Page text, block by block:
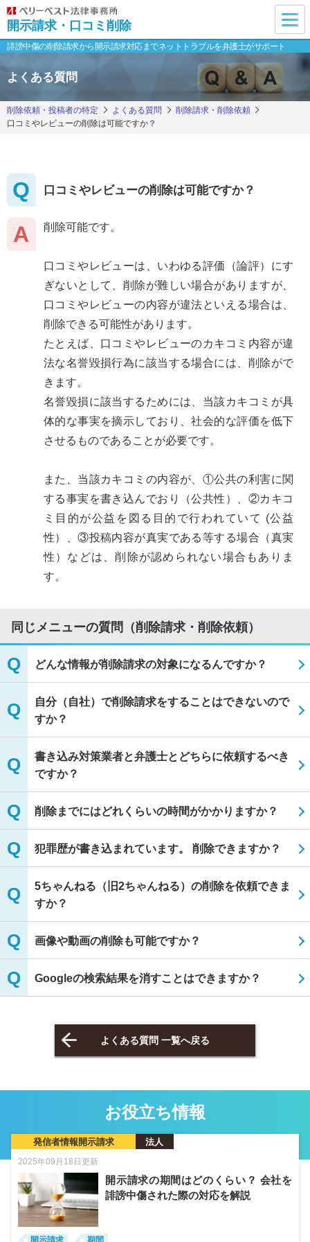
開示請求・口コミ削除
誹謗中傷の削除請求から開示請求対応までネットトラブルを弁護士がサポート
よくある質問
削除依頼・投稿者の特定 よくある質問
削除請求・削除依頼
口コミやレビューの削除は可能ですか？
口コミやレビューの削除は可能ですか？
削除可能です。
口コミやレビューは、いわゆる評価（論評）にす
ぎないとして、削除が難しい場合がありますが、
口コミやレビューの内容が違法といえる場合は、
削除できる可能性があります。
たとえば、口コミやレビューのカキコミ内容が違
法な名誉毀損行為に該当する場合には、削除がで
きます。
名誉毀損に該当するためには、当該カキコミが具
体的な事実を摘示しており、社会的な評価を低下
させるものであることが必要です。
また、当該カキコミの内容が、①公共の利害に関
する事実を書き込んでおり（公共性）、②カキコ
ミ目的が公益を図る目的で行われていて (公益
性）、③投稿内容が真実である等する場合（真実
性）などは、削除が認められない場合もありま
す。
同じメニューの質問（削除請求・削除依頼）
どんな情報が削除請求の対象になるんですか？
自分（自社）で削除請求をすることはできないので
すか？
書き込み対策業者と弁護士とどちらに依頼するべき
ですか？
削除までにはどれくらいの時間がかかりますか？
犯罪歴が書き込まれています。 削除できますか？
5ちゃんねる（旧2ちゃんねる）の削除を依頼できま
すか？
画像や動画の削除も可能ですか？
Googleの検索結果を消すことはできますか？
よくある質問 一覧へ戻る
お役立ち情報
発信者情報開示請求 法人
2025年09月18日更新
開示請求の期間はどのくらい？ 会社を
誹謗中傷された際の対応を解説
開示請求 期間